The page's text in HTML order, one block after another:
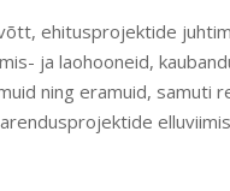
ehitusprojektide
ja laohooneid,
ning eramuid, samuti